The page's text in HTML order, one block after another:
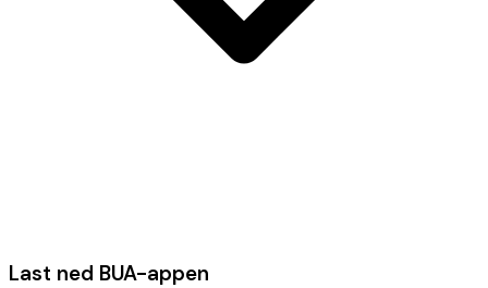
Last ned BUA-appen